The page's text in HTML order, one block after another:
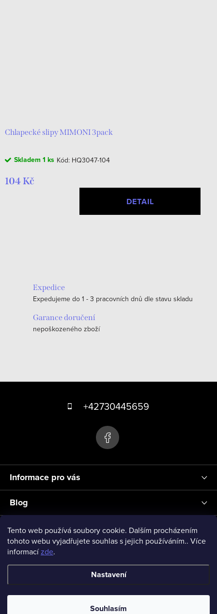
Tento web používá soubory cookie. Dalším procházením
tohoto webu vyjadřujete souhlas s jejich používáním.. Více
informacízde.
Nastavení
Souhlasím
Chlapecké slipy MIMONI 3pack
Skladem 1 ks Kód: HQ3047-104
104 Kč
DETAIL
k
Expedice
Expedujeme do 1 - 3 pracovních dnů dle stavu skladu
Garance doručení
nepoškozeného zboží
í
+42730445659
Informace pro vás
Blog
Přihlášení
Copyright 2026www.vseprodeti.eu. Všechna práva vyhrazena.